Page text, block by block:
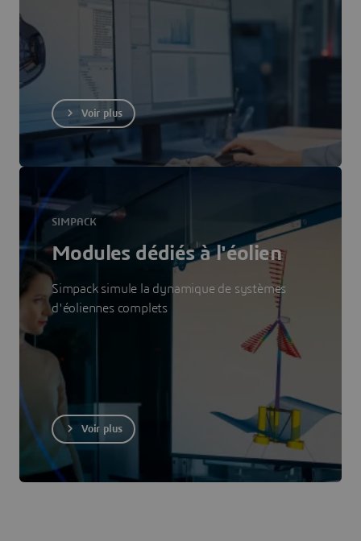
Voir plus
SIMPACK
Modules dédiés à l'éolien
Simpack simule la dynamique de systèmes
d'éoliennes complets
Voir plus